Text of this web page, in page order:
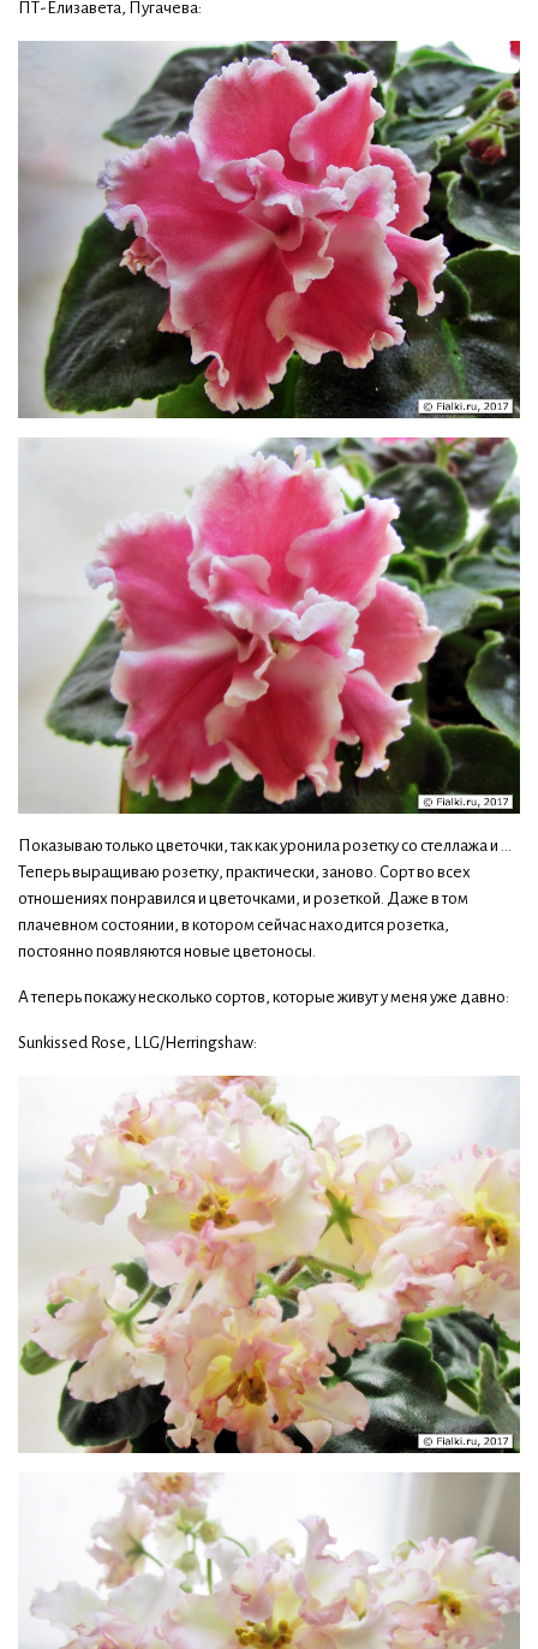
ПТ-Елизавета, Пугачева:
Показываю только цветочки, так как уронила розетку со стеллажа и ...
Теперь выращиваю розетку, практически, заново. Сорт во всех
отношениях понравился и цветочками, и розеткой. Даже в том
плачевном состоянии, в котором сейчас находится розетка,
постоянно появляются новые цветоносы.
А теперь покажу несколько сортов, которые живут у меня уже давно:
Sunkissed Rose, LLG/Herringshaw: